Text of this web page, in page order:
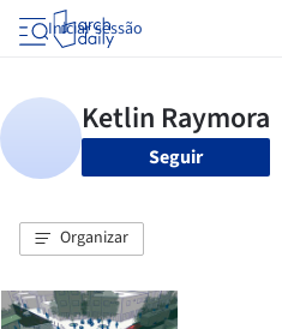
Iniciar sessão
Seguir
Organizar